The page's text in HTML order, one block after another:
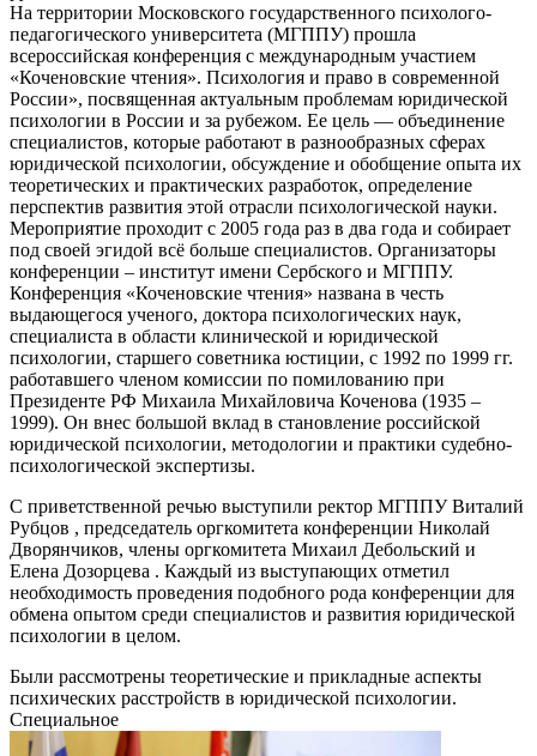
На территории Московского государственного психолого-
педагогического университета (МГППУ) прошла
всероссийская конференция с международным участием
«Коченовские чтения». Психология и право в современной
России», посвященная актуальным проблемам юридической
психологии в России и за рубежом. Ее цель — объединение
специалистов, которые работают в разнообразных сферах
юридической психологии, обсуждение и обобщение опыта их
теоретических и практических разработок, определение
перспектив развития этой отрасли психологической науки.
Мероприятие проходит с 2005 года раз в два года и собирает
под своей эгидой всё больше специалистов. Организаторы
конференции – институт имени Сербского и МГППУ.
Конференция «Коченовские чтения» названа в честь
выдающегося ученого, доктора психологических наук,
специалиста в области клинической и юридической
психологии, старшего советника юстиции, с 1992 по 1999 гг.
работавшего членом комиссии по помилованию при
Президенте РФ Михаила Михайловича Коченова (1935 –
1999). Он внес большой вклад в становление российской
юридической психологии, методологии и практики судебно-
психологической экспертизы.
С приветственной речью выступили ректор МГППУ Виталий
Рубцов , председатель оргкомитета конференции Николай
Дворянчиков, члены оргкомитета Михаил Дебольский и
Елена Дозорцева . Каждый из выступающих отметил
необходимость проведения подобного рода конференции для
обмена опытом среди специалистов и развития юридической
психологии в целом.
Были рассмотрены теоретические и прикладные аспекты
психических расстройств в юридической психологии.
Специальное